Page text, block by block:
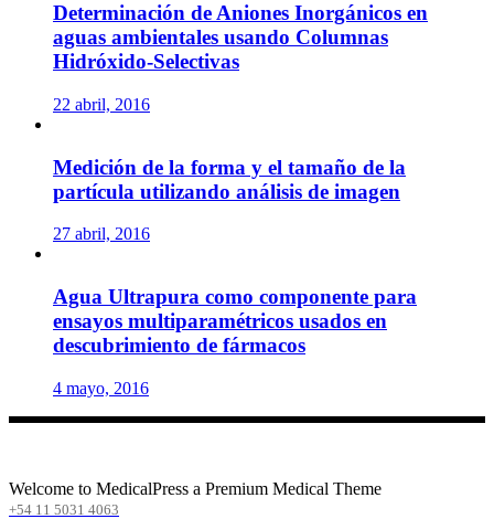
Determinación de Aniones Inorgánicos en
aguas ambientales usando Columnas
Hidróxido-Selectivas
22 abril, 2016
Medición de la forma y el tamaño de la
partícula utilizando análisis de imagen
27 abril, 2016
Agua Ultrapura como componente para
ensayos multiparamétricos usados en
descubrimiento de fármacos
4 mayo, 2016
Welcome to MedicalPress a Premium Medical Theme
+54 11 5031 4063